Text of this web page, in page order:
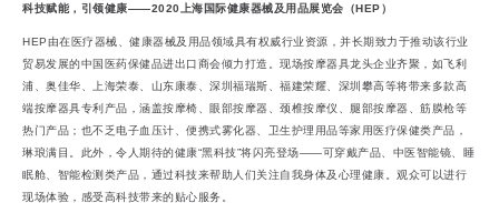
科技赋能，引领健康——2020上海国际健康器械及用品展览会（HEP）
HEP由在医疗器械、健康器械及用品领域具有权威行业资源，并长期致力于推动该行业
贸易发展的中国医药保健品进出口商会倾力打造。现场按摩器具龙头企业齐聚，如飞利
浦、奥佳华、上海荣泰、山东康泰、深圳福瑞斯、福建荣耀、深圳攀高等将带来多款高
端按摩器具专利产品，涵盖按摩椅、眼部按摩器、颈椎按摩仪、腿部按摩器、筋膜枪等
热门产品；也不乏电子血压计、便携式雾化器、卫生护理用品等家用医疗保健类产品，
琳琅满目。此外，令人期待的健康“黑科技”将闪亮登场——可穿戴产品、中医智能镜、睡
眠舱、智能检测类产品，通过科技来帮助人们关注自我身体及心理健康。观众可以进行
现场体验，感受高科技带来的贴心服务。